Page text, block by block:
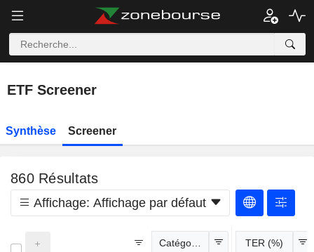
ETF Screener
Synthèse Screener
860Résultats
Affichage: Affichage par défaut
Catégories TER (%)